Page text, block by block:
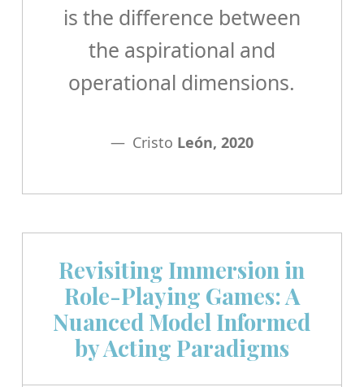
is the difference between
the aspirational and
operational dimensions.
Cristo León, 2020
Revisiting Immersion in
Role-Playing Games: A
Nuanced Model Informed
by Acting Paradigms